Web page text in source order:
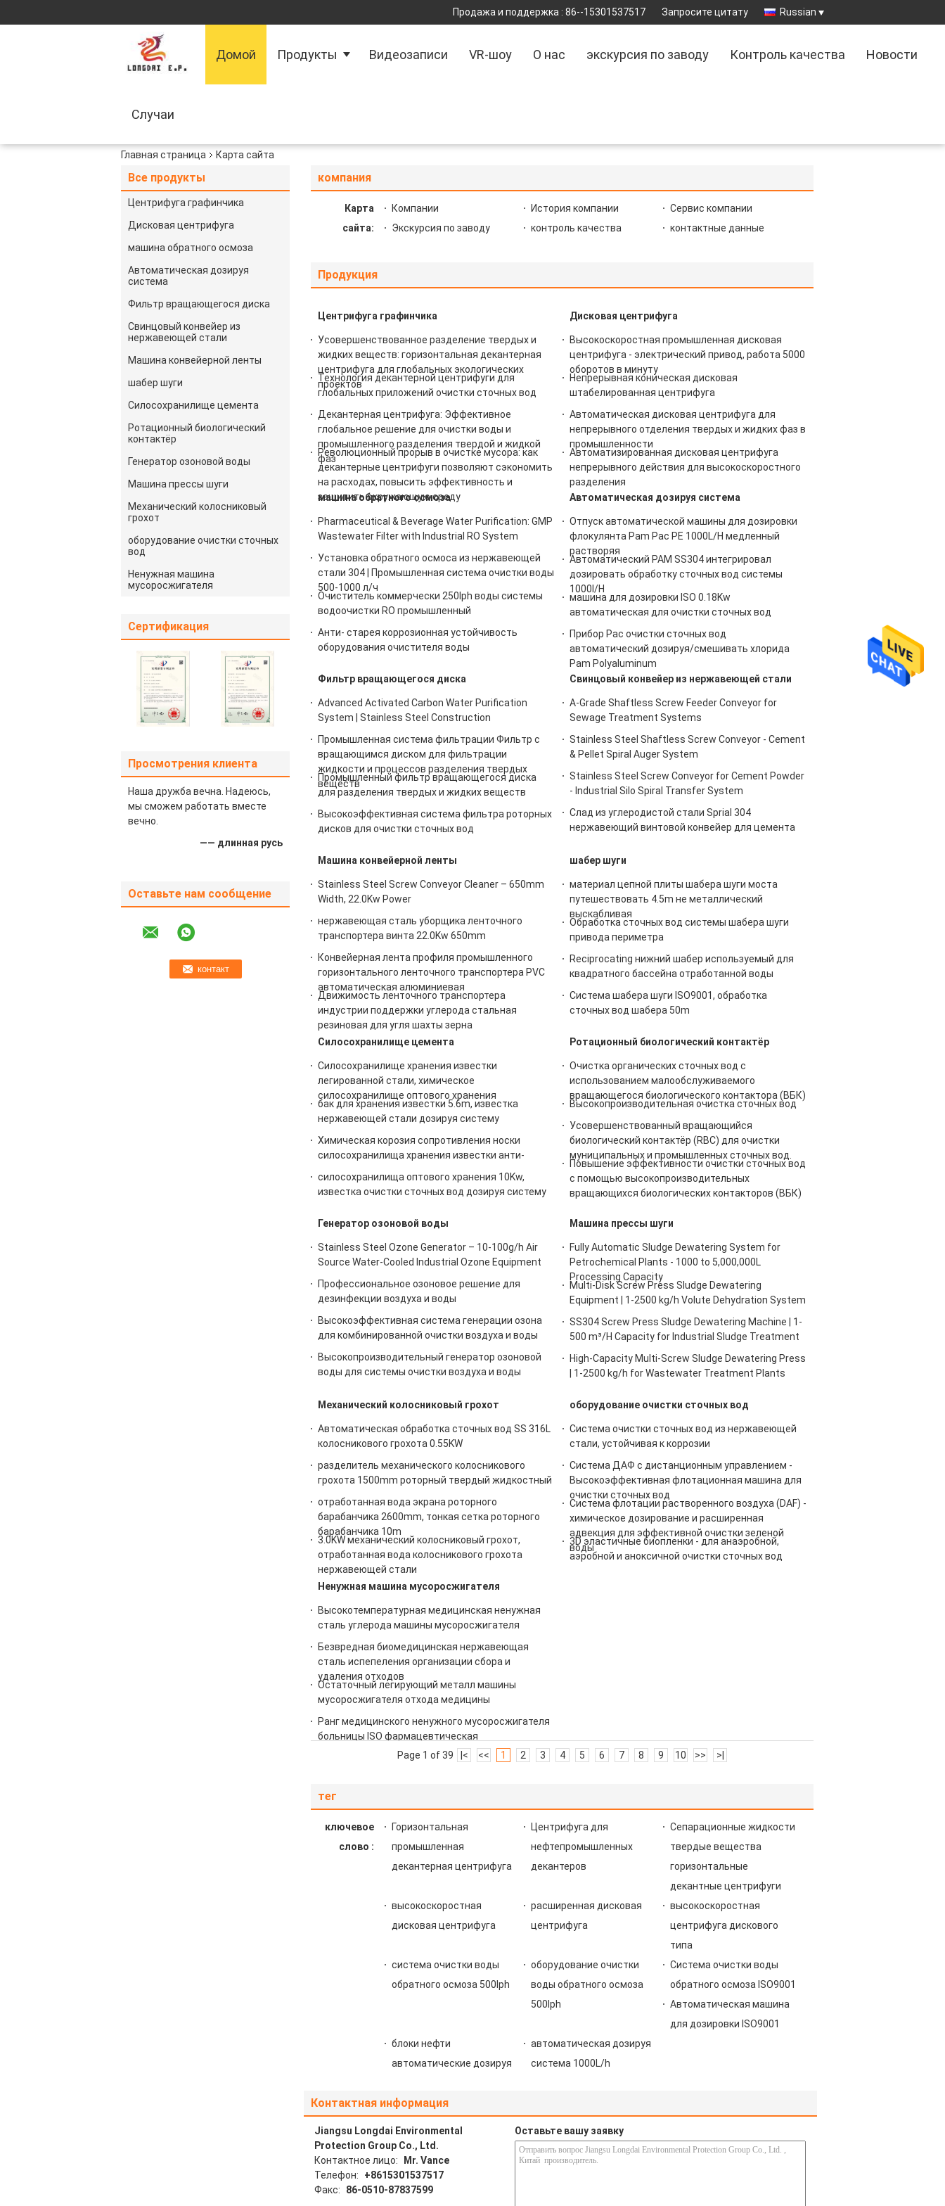
Продажа и поддержка : 86--15301537517 Запросите цитату Russian
Домой Продукты Видеозаписи VR-шоу О нас экскурсия по заводу Контроль качества Новости
Случаи
Главная страница Карта сайта
Все продукты
Центрифуга графинчика
Дисковая центрифуга
машина обратного осмоза
Автоматическая дозируя
система
Фильтр вращающегося диска
Свинцовый конвейер из
нержавеющей стали
Машина конвейерной ленты
шабер шуги
Силосохранилище цемента
Ротационный биологический
контактёр
Генератор озоновой воды
Машина прессы шуги
Механический колосниковый
грохот
оборудование очистки сточных
вод
Ненужная машина
мусоросжигателя
Сертификация
Просмотрения клиента
Наша дружба вечна. Надеюсь,
мы сможем работать вместе
вечно.
—— длинная русь
Оставьте нам сообщение
компания
Карта
сайта:
Компании История компании
Сервис компании
Экскурсия по заводу
контроль качества контактные данные
Продукция
Центрифуга графинчика
Усовершенствованное разделение твердых и
жидких веществ: горизонтальная декантерная
центрифуга для глобальных экологических
проектов
Технология декантерной центрифуги для
глобальных приложений очистки сточных вод
Декантерная центрифуга: Эффективное
глобальное решение для очистки воды и
промышленного разделения твердой и жидкой
фаз
Революционный прорыв в очистке мусора: как
декантерные центрифуги позволяют сэкономить
на расходах, повысить эффективность и
защитить окружающую среду
Дисковая центрифуга
Высокоскоростная промышленная дисковая
центрифуга - электрический привод, работа 5000
оборотов в минуту
Непрерывная коническая дисковая
штабелированная центрифуга
Автоматическая дисковая центрифуга для
непрерывного отделения твердых и жидких фаз в
промышленности
Автоматизированная дисковая центрифуга
непрерывного действия для высокоскоростного
разделения
машина обратного осмоза
Pharmaceutical & Beverage Water Purification: GMP
Wastewater Filter with Industrial RO System
Установка обратного осмоса из нержавеющей
стали 304 | Промышленная система очистки воды
500-1000 л/ч
Очиститель коммерчески 250lph воды системы
водоочистки RO промышленный
Анти- старея коррозионная устойчивость
оборудования очистителя воды
Автоматическая дозируя система
Отпуск автоматической машины для дозировки
флокулянта Pam Pac PE 1000L/H медленный
растворяя
Автоматический PAM SS304 интегрировал
дозировать обработку сточных вод системы
1000l/H
машина для дозировки ISO 0.18Kw
автоматическая для очистки сточных вод
Прибор Pac очистки сточных вод
автоматический дозируя/смешивать хлорида
Pam Polyaluminum
Фильтр вращающегося диска
Advanced Activated Carbon Water Purification
System | Stainless Steel Construction
Промышленная система фильтрации Фильтр с
вращающимся диском для фильтрации
жидкости и процессов разделения твердых
веществ
Промышленный фильтр вращающегося диска
для разделения твердых и жидких веществ
Высокоэффективная система фильтра роторных
дисков для очистки сточных вод
Свинцовый конвейер из нержавеющей стали
A-Grade Shaftless Screw Feeder Conveyor for
Sewage Treatment Systems
Stainless Steel Shaftless Screw Conveyor - Cement
& Pellet Spiral Auger System
Stainless Steel Screw Conveyor for Cement Powder
- Industrial Silo Spiral Transfer System
Слад из углеродистой стали Sprial 304
нержавеющий винтовой конвейер для цемента
Машина конвейерной ленты
Stainless Steel Screw Conveyor Cleaner – 650mm
Width, 22.0Kw Power
нержавеющая сталь уборщика ленточного
транспортера винта 22.0Kw 650mm
Конвейерная лента профиля промышленного
горизонтального ленточного транспортера PVC
автоматическая алюминиевая
Движимость ленточного транспортера
индустрии поддержки углерода стальная
резиновая для угля шахты зерна
шабер шуги
материал цепной плиты шабера шуги моста
путешествовать 4.5m не металлический
выскабливая
Обработка сточных вод системы шабера шуги
привода периметра
Reciprocating нижний шабер используемый для
квадратного бассейна отработанной воды
Система шабера шуги ISO9001, обработка
сточных вод шабера 50m
Силосохранилище цемента
Силосохранилище хранения известки
легированной стали, химическое
силосохранилище оптового хранения
бак для хранения известки 5.6m, известка
нержавеющей стали дозируя систему
Химическая корозия сопротивления носки
силосохранилища хранения известки анти-
силосохранилища оптового хранения 10Kw,
известка очистки сточных вод дозируя систему
Ротационный биологический контактёр
Очистка органических сточных вод с
использованием малообслуживаемого
вращающегося биологического контактора (ВБК)
Высокопроизводительная очистка сточных вод
Усовершенствованный вращающийся
биологический контактёр (RBC) для очистки
муниципальных и промышленных сточных вод.
Повышение эффективности очистки сточных вод
с помощью высокопроизводительных
вращающихся биологических контакторов (ВБК)
Генератор озоновой воды
Stainless Steel Ozone Generator – 10-100g/h Air
Source Water-Cooled Industrial Ozone Equipment
Профессиональное озоновое решение для
дезинфекции воздуха и воды
Высокоэффективная система генерации озона
для комбинированной очистки воздуха и воды
Высокопроизводительный генератор озоновой
воды для системы очистки воздуха и воды
Машина прессы шуги
Fully Automatic Sludge Dewatering System for
Petrochemical Plants - 1000 to 5,000,000L
Processing Capacity
Multi-Disk Screw Press Sludge Dewatering
Equipment | 1-2500 kg/h Volute Dehydration System
SS304 Screw Press Sludge Dewatering Machine | 1-
500 m³/H Capacity for Industrial Sludge Treatment
High-Capacity Multi-Screw Sludge Dewatering Press
| 1-2500 kg/h for Wastewater Treatment Plants
Механический колосниковый грохот
Автоматическая обработка сточных вод SS 316L
колосникового грохота 0.55KW
разделитель механического колосникового
грохота 1500mm роторный твердый жидкостный
отработанная вода экрана роторного
барабанчика 2600mm, тонкая сетка роторного
барабанчика 10m
3.0KW механический колосниковый грохот,
отработанная вода колосникового грохота
нержавеющей стали
оборудование очистки сточных вод
Система очистки сточных вод из нержавеющей
стали, устойчивая к коррозии
Система ДАФ с дистанционным управлением -
Высокоэффективная флотационная машина для
очистки сточных вод
Система флотации растворенного воздуха (DAF) -
химическое дозирование и расширенная
адвекция для эффективной очистки зеленой
воды
3D эластичные биопленки - для анаэробной,
аэробной и аноксичной очистки сточных вод
Ненужная машина мусоросжигателя
Высокотемпературная медицинская ненужная
сталь углерода машины мусоросжигателя
Безвредная биомедицинская нержавеющая
сталь испепеления организации сбора и
удаления отходов
Остаточный легирующий металл машины
мусоросжигателя отхода медицины
Ранг медицинского ненужного мусоросжигателя
больницы ISO фармацевтическая
Page 1 of 39
|< << 1 2 3 4 5 6 7 8 9 10 >> >|
тег
ключевое
слово :
Горизонтальная
промышленная
декантерная центрифуга
Центрифуга для
нефтепромышленных
декантеров
Сепарационные жидкости
твердые вещества
горизонтальные
декантные центрифуги
высокоскоростная
дисковая центрифуга
расширенная дисковая
центрифуга
высокоскоростная
центрифуга дискового
типа
система очистки воды
обратного осмоза 500lph
оборудование очистки
воды обратного осмоза
500lph
Система очистки воды
обратного осмоза ISO9001
Автоматическая машина
для дозировки ISO9001
блоки нефти
автоматические дозируя
автоматическая дозируя
система 1000L/h
Контактная информация
Jiangsu Longdai Environmental
Protection Group Co., Ltd.
Контактное лицо:
Mr. Vance
Телефон:
+8615301537517
Факс:
86-0510-87837599
Оставьте вашу заявку